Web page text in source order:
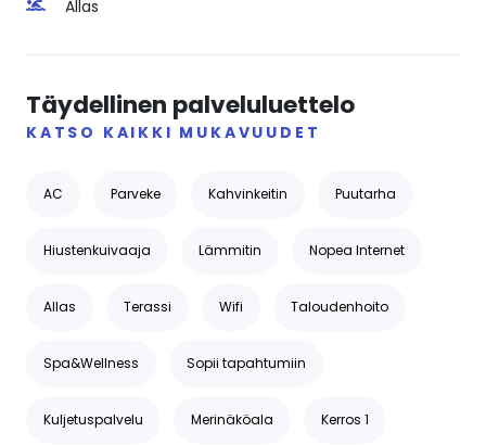
Allas
Täydellinen palveluluettelo
KATSO KAIKKI MUKAVUUDET
AC Parveke Kahvinkeitin Puutarha
Hiustenkuivaaja Lämmitin Nopea Internet
Allas Terassi Wifi Taloudenhoito
Spa&Wellness Sopii tapahtumiin
Kuljetuspalvelu Merinäköala Kerros 1